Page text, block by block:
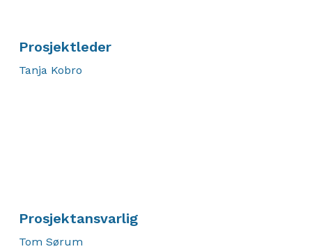
Prosjektleder
Tanja Kobro
Prosjektansvarlig
Tom Sørum